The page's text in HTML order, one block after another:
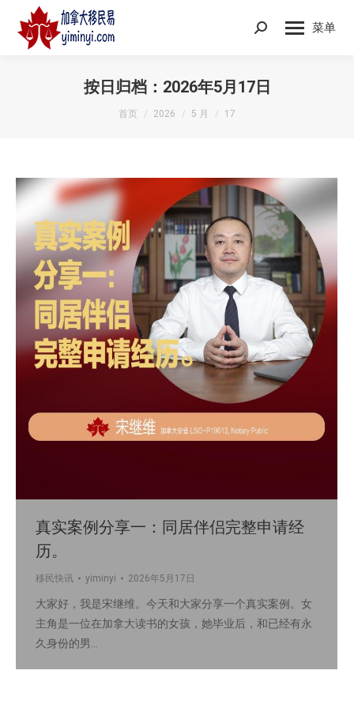
菜单
Search:
按日归档： 2026年5月17日
您在这里：
首页 2026 5 月 17
真实案例分享一：同居伴侣完整申请经
历。
移民快讯 yiminyi 2026年5月17日
大家好，我是宋继维。今天和大家分享一个真实案例。女
主角是一位在加拿大读书的女孩，她毕业后，和已经有永
久身份的男…